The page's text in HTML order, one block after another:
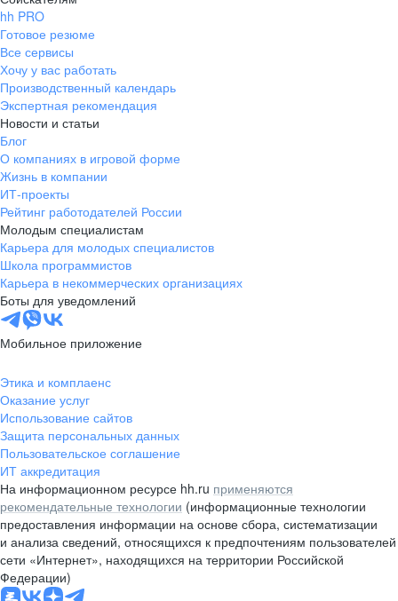
hh PRO
Готовое резюме
Все сервисы
Хочу у вас работать
Производственный календарь
Экспертная рекомендация
Новости и статьи
Блог
О компаниях в игровой форме
Жизнь в компании
ИТ-проекты
Рейтинг работодателей России
Молодым специалистам
Карьера для молодых специалистов
Школа программистов
Карьера в некоммерческих организациях
Боты для уведомлений
Мобильное приложение
Этика и комплаенс
Оказание услуг
Использование сайтов
Защита персональных данных
Пользовательское соглашение
ИТ аккредитация
На информационном ресурсе hh.ru применяются
рекомендательные технологии (информационные технологии
предоставления информации на основе сбора, систематизации
и анализа сведений, относящихся к предпочтениям пользователей
сети «Интернет», находящихся на территории Российской
Федерации)